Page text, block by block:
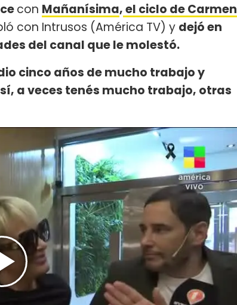
con Mañanísima,el ciclo de Carmen
con Intrusos (América TV) y dejó en
del canal que le molestó.
cinco años de mucho trabajo y
a veces tenés mucho trabajo, otras